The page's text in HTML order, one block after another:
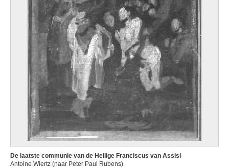
De laatste communie van de Heilige Franciscus van Assisi
Antoine Wiertz (naar Peter Paul Rubens)